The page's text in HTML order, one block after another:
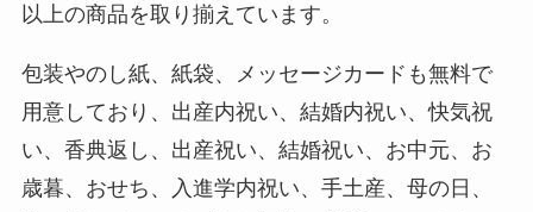
以上の商品を取り揃えています。
包装やのし紙、紙袋、メッセージカードも無料で
用意しており、出産内祝い、結婚内祝い、快気祝
い、香典返し、出産祝い、結婚祝い、お中元、お
歳暮、おせち、入進学内祝い、手土産、母の日、